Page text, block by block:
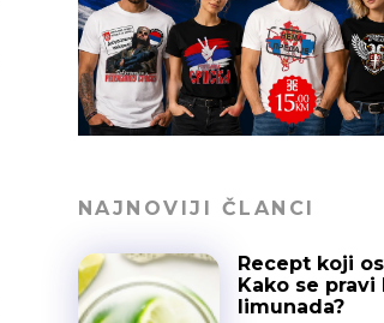
NAJNOVIJI ČLANCI
Recept koji
Kako se pravi
limunada?